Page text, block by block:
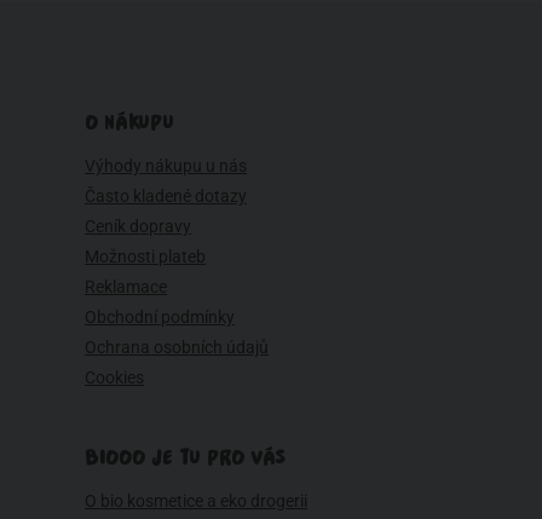
O NÁKUPU
Výhody nákupu u nás
Často kladené dotazy
Ceník dopravy
Možnosti plateb
Reklamace
Obchodní podmínky
Ochrana osobních údajů
Cookies
BIOOO JE TU PRO VÁS
O bio kosmetice a eko drogerii